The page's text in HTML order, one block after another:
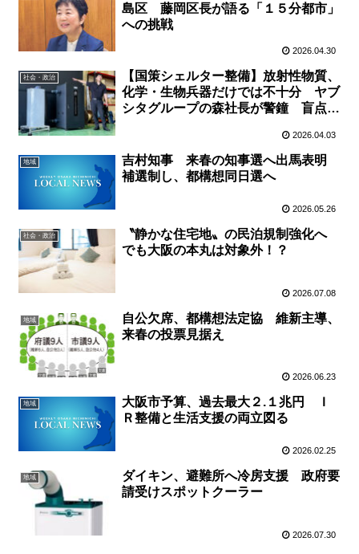
島区 藤岡区長が語る「１５分都市」
への挑戦
2026.04.30
社会・政治
【国策シェルター整備】放射性物質、
化学・生物兵器だけでは不十分 ヤブ
シタグループの森社長が警鐘 盲点は
2026.04.03
地域
吉村知事 来春の知事選へ出馬表明
補選制し、都構想同日選へ
2026.05.26
社会・政治
〝静かな住宅地〟の民泊規制強化へ
でも大阪の本丸は対象外！？
2026.07.08
地域
自公欠席、都構想法定協 維新主導、
来春の投票見据え
2026.06.23
地域
大阪市予算、過去最大２.１兆円 Ｉ
Ｒ整備と生活支援の両立図る
2026.02.25
地域
ダイキン、避難所へ冷房支援 政府要
請受けスポットクーラー
2026.07.30